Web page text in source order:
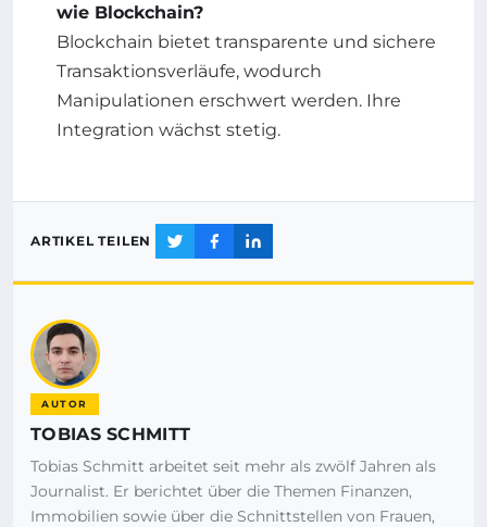
wie Blockchain?
Blockchain bietet transparente und sichere
Transaktionsverläufe, wodurch
Manipulationen erschwert werden. Ihre
Integration wächst stetig.
ARTIKEL TEILEN
AUTOR
TOBIAS SCHMITT
Tobias Schmitt arbeitet seit mehr als zwölf Jahren als
Journalist. Er berichtet über die Themen Finanzen,
Immobilien sowie über die Schnittstellen von Frauen,